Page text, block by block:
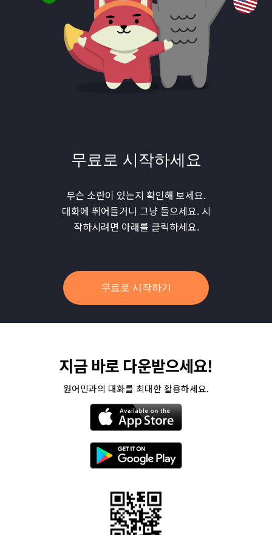
무료로 시작하세요
무슨 소란이 있는지 확인해 보세요.
대화에 뛰어들거나 그냥 들으세요. 시
작하시려면 아래를 클릭하세요.
무료로 시작하기
지금 바로 다운받으세요!
원어민과의 대화를 최대한 활용하세요.